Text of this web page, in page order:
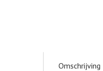
Omschrijving